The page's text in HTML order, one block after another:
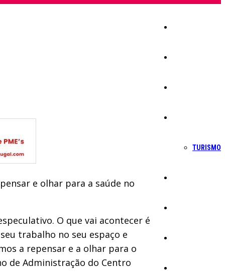
TURISMO
e olhar para a saúde no
O que vai acontecer é
trabalho no seu espaço e
a repensar e a olhar para o
de Administração do Centro